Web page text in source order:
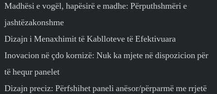
Madhësi e vogël, hapësirë ​​e madhe: Përputhshmëri e
jashtëzakonshme
Dizajn i Menaxhimit të Kablloteve të Efektivuara
Inovacion në çdo kornizë: Nuk ka mjete në dispozicion për
të hequr panelet
Dizajn preciz: Përfshihet paneli anësor/përparmë me rrjetë